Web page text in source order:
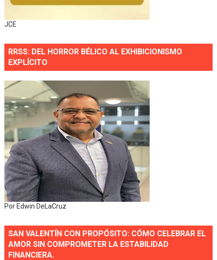
JCE
RRSS: DEL HORROR BÉLICO AL EXHIBICIONISMO
EXPLÍCITO
Por Edwin DeLaCruz
SAN VALENTÍN CON PROPÓSITO: CÓMO CELEBRAR EL
AMOR SIN COMPROMETER LA ESTABILIDAD
FINANCIERA.